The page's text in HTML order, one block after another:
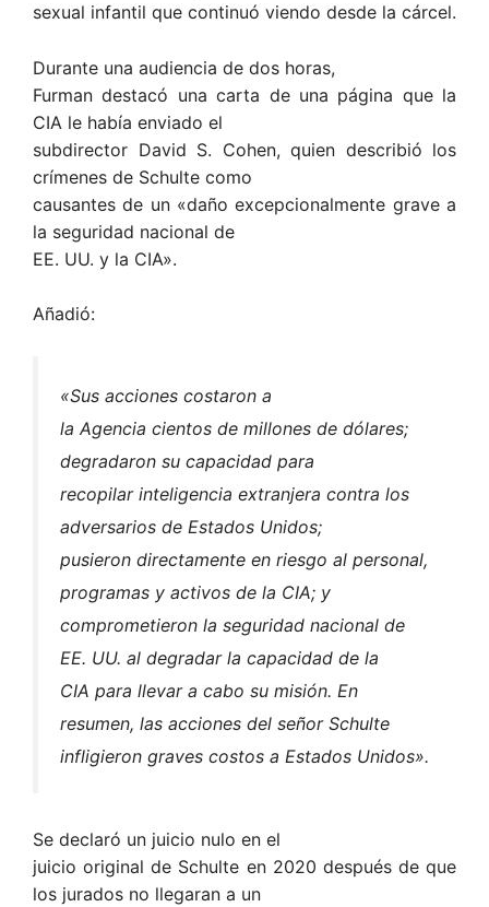
sexual infantil que continuó viendo desde la cárcel.
Durante una audiencia de dos horas,
Furman destacó una carta de una página que la
CIA le había enviado el
subdirector David S. Cohen, quien describió los
crímenes de Schulte como
causantes de un «daño excepcionalmente grave a
la seguridad nacional de
EE. UU. y la CIA».
Añadió:
«Sus acciones costaron a
la Agencia cientos de millones de dólares;
degradaron su capacidad para
recopilar inteligencia extranjera contra los
adversarios de Estados Unidos;
pusieron directamente en riesgo al personal,
programas y activos de la CIA; y
comprometieron la seguridad nacional de
EE. UU. al degradar la capacidad de la
CIA para llevar a cabo su misión. En
resumen, las acciones del señor Schulte
infligieron graves costos a Estados Unidos».
Se declaró un juicio nulo en el
juicio original de Schulte en 2020 después de que
los jurados no llegaran a un